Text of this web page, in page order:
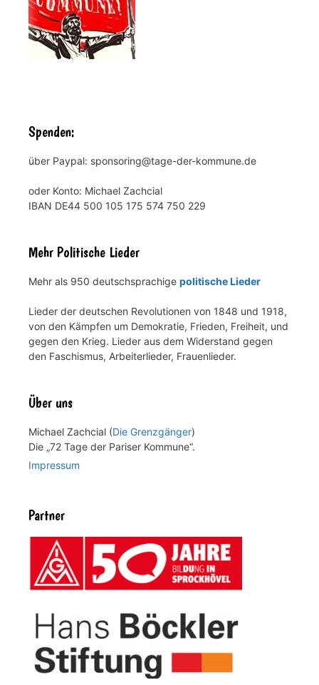
Spenden:
über Paypal: sponsoring@tage-der-kommune.de
oder Konto: Michael Zachcial
IBAN DE44 500 105 175 574 750 229
Mehr Politische Lieder
Mehr als 950 deutschsprachige politische Lieder
Lieder der deutschen Revolutionen von 1848 und 1918,
von den Kämpfen um Demokratie, Frieden, Freiheit, und
gegen den Krieg. Lieder aus dem Widerstand gegen
den Faschismus, Arbeiterlieder, Frauenlieder.
Über uns
Michael Zachcial (Die Grenzgänger)
Die „72 Tage der Pariser Kommune“.
Impressum
Partner